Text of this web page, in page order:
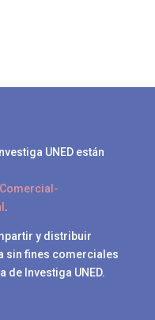
UNED están
.
y distribuir
sin fines comerciales
de Investiga UNED.